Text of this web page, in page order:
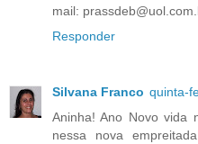
mail:
Responder
Silvana Franco quinta-
Aninha! Ano Novo vida
nessa nova